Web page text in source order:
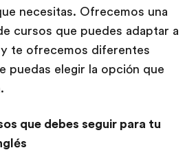
necesitas. Ofrecemos una
cursos que puedes adaptar a
te ofrecemos diferentes
puedas elegir la opción que
que debes seguir para tu